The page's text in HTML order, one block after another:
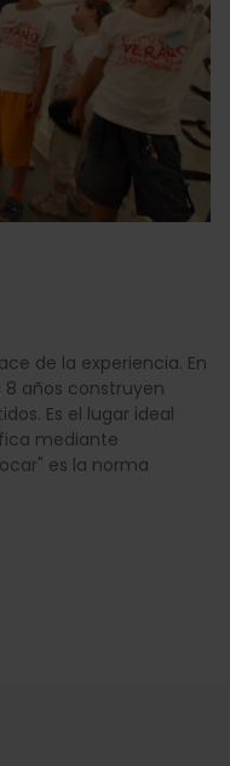
de la experiencia. En
8 años construyen
Es el lugar ideal
mediante
es la norma
digital con una
en 3D
adaptadas para que
universo y los
impactante,
las
acercarse a
pequeños. Su
talleres, espectáculos,
en su restaurante
divertido de tu viaje a